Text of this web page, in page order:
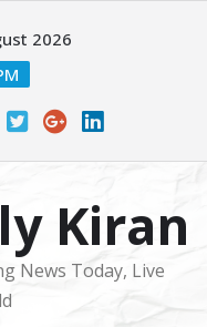
2026
Kiran
News Today, Live